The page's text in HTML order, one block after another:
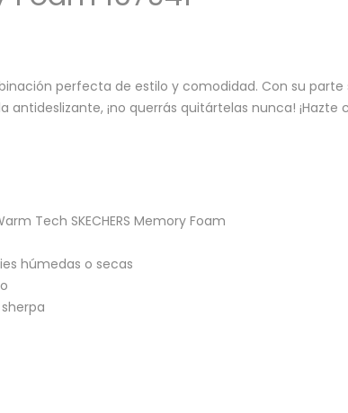
perfecta de estilo y comodidad. Con su
¡no querrás quitártelas nunca! ¡Hazte
Tech SKECHERS Memory Foam
húmedas o secas